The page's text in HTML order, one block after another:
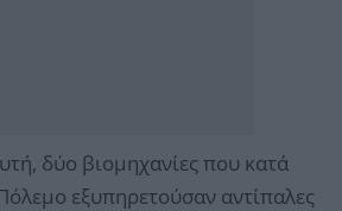
δύο βιομηχανίες που κατά
εξυπηρετούσαν αντίπαλες